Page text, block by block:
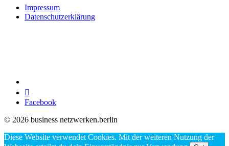
Impressum
Datenschutzerklärung

Facebook
© 2026 business netzwerken.berlin
Diese Website verwendet Cookies. Mit der weiteren Nutzung der